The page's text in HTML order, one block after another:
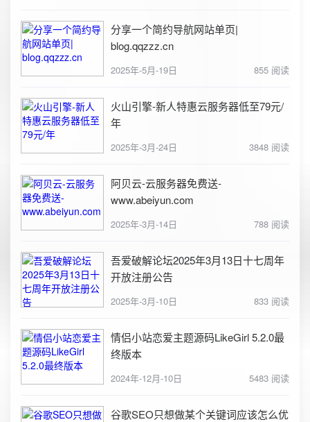
分享一个简约导航网站单页|
blog.qqzzz.cn
2025年-5月-19日 855 阅读
火山引擎-新人特惠云服务器低至79元/
年
2025年-3月-24日 3848 阅读
阿贝云-云服务器免费送-
www.abeiyun.com
2025年-3月-14日 788 阅读
吾爱破解论坛2025年3月13日十七周年
开放注册公告
2025年-3月-10日 833 阅读
情侣小站恋爱主题源码LikeGirl 5.2.0最
终版本
2024年-12月-10日 5483 阅读
谷歌SEO只想做某个关键词应该怎么优